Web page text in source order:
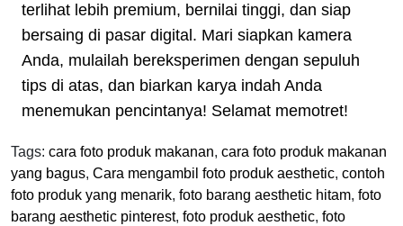
terlihat lebih premium, bernilai tinggi, dan siap
bersaing di pasar digital. Mari siapkan kamera
Anda, mulailah bereksperimen dengan sepuluh
tips di atas, dan biarkan karya indah Anda
menemukan pencintanya! Selamat memotret!
Tags: cara foto produk makanan, cara foto produk makanan
yang bagus, Cara mengambil foto produk aesthetic, contoh
foto produk yang menarik, foto barang aesthetic hitam, foto
barang aesthetic pinterest, foto produk aesthetic, foto